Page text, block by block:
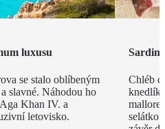
luxusu
se stalo oblíbeným
slavné. Náhodou ho
Khan IV. a
letovisko.
Chléb
selátko